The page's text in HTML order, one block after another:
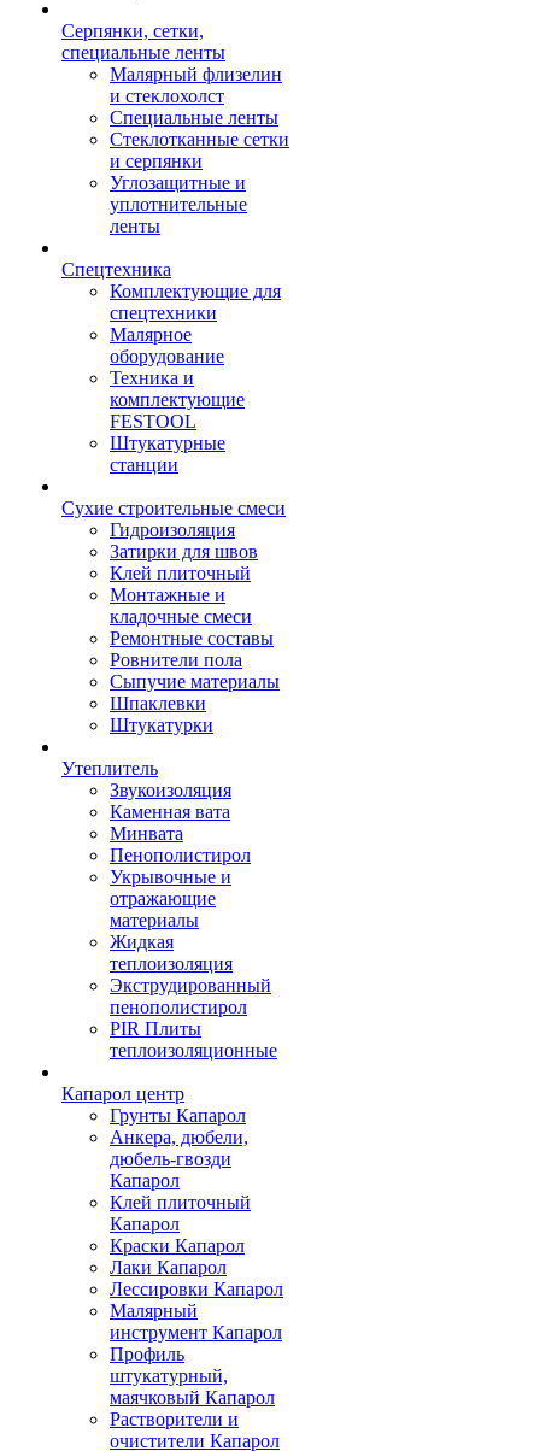
Серпянки, сетки,
специальные ленты
Малярный флизелин
и стеклохолст
Специальные ленты
Стеклотканные сетки
и серпянки
Углозащитные и
уплотнительные
ленты
Спецтехника
Комплектующие для
спецтехники
Малярное
оборудование
Техника и
комплектующие
FESTOOL
Штукатурные
станции
Сухие строительные смеси
Гидроизоляция
Затирки для швов
Клей плиточный
Монтажные и
кладочные смеси
Ремонтные составы
Ровнители пола
Сыпучие материалы
Шпаклевки
Штукатурки
Утеплитель
Звукоизоляция
Каменная вата
Минвата
Пенополистирол
Укрывочные и
отражающие
материалы
Жидкая
теплоизоляция
Экструдированный
пенополистирол
PIR Плиты
теплоизоляционные
Капарол центр
Грунты Капарол
Анкера, дюбели,
дюбель-гвозди
Капарол
Клей плиточный
Капарол
Краски Капарол
Лаки Капарол
Лессировки Капарол
Малярный
инструмент Капарол
Профиль
штукатурный,
маячковый Капарол
Растворители и
очистители Капарол